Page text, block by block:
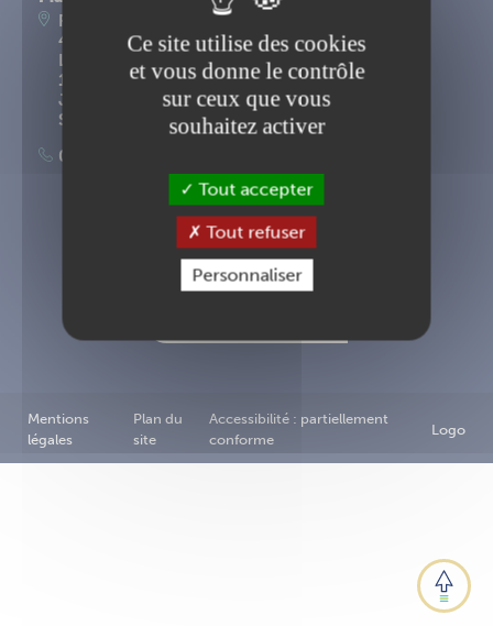
Place du Maréchal Foch
44156 Ancenis-Saint-Géréon
Lundi, mardi, mercredi, vendredi : 9h-12h30 et
14h-17h15
Jeudi : 9h-12h30
Samedi : 9h-12h
02 40 83 87 00
Inscription à la newsletter
Mentions
légales
Plan du
site
Accessibilité : partiellement
conforme
Logo
Ce site utilise des cookies
et vous donne le contrôle
sur ceux que vous
souhaitez activer
Tout accepter
Tout refuser
Personnaliser